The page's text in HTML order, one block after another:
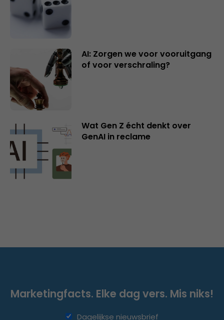
AI: Zorgen we voor vooruitgang
of voor verschraling?
Wat Gen Z écht denkt over
GenAI in reclame
Marketingfacts. Elke dag vers. Mis niks!
Dagelijkse nieuwsbrief